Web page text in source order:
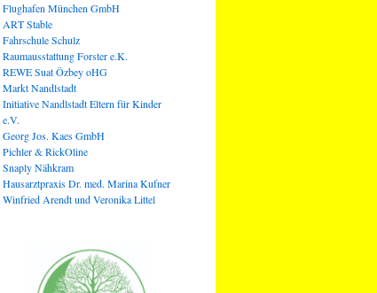
Flughafen München GmbH
ART Stable
Fahrschule Schulz
Raumausstattung Forster e.K.
REWE Suat Özbey oHG
Markt Nandlstadt
Initiative Nandlstadt Eltern für Kinder
e.V.
Georg Jos. Kaes GmbH
Pichler & RickOline
Snaply Nähkram
Hausarztpraxis Dr. med. Marina Kufner
Winfried Arendt und Veronika Littel